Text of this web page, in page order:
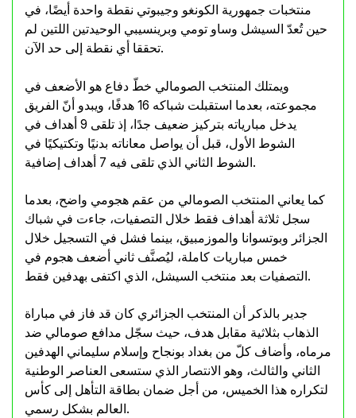
منتخبات جمهورية الكونغو وجيبوتي نقطة واحدة أيضًا، في
حين تُعدّ السيشل وساو تومي وبرينسيبي الوحيدتين اللتين لم
تحققا أي نقطة إلى حد الآن.
ويمتلك المنتخب الصومالي خطّ دفاع هو الأضعف في
مجموعته، بعدما استقبلت شباكه 16 هدفًا، ويبدو أنّ الفريق
يدخل مبارياته بتركيز ضعيف جدًا، إذ تلقى 9 أهداف في
الشوط الأول، قبل أن يواصل معاناته بدنيًا وتكتيكيًا في
الشوط الثاني الذي تلقى فيه 7 أهداف إضافية.
كما يعاني المنتخب الصومالي من عقم هجومي واضح، بعدما
سجل ثلاثة أهداف فقط خلال التصفيات، جاءت في شباك
الجزائر وبوتسوانا والموزمبيق، بينما فشل في التسجيل خلال
خمس مباريات كاملة، ليُصنَّف ثاني أضعف هجوم في
التصفيات بعد منتخب السيشل، الذي اكتفى بهدفين فقط.
جدير بالذكر أن المنتخب الجزائري كان قد فاز في مباراة
الذهاب بثلاثية مقابل هدف، حيث سجّل مدافع صومالي ضد
مرماه، وأضاف كلّ من بغداد بونجاح وإسلام سليماني الهدفين
الثاني والثالث، وهو الانتصار الذي ستسعى العناصر الوطنية
لتكراره هذا الخميس، من أجل ضمان بطاقة التأهل إلى كأس
العالم بشكل رسمي.